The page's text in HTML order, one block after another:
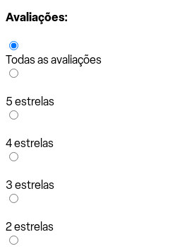
Avaliações:
Todas as avaliações
5 estrelas
4 estrelas
3 estrelas
2 estrelas